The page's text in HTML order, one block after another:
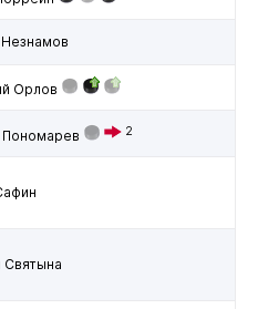
Орлов
Пономарев 2
Святына